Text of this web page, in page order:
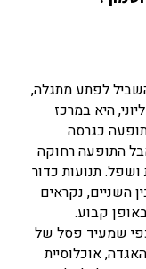
לפתע מתגלה,
היא במרכז
כגרסה
התופעהרחוקה
ושפל.תנועות כדור
השניים, נקראים
קבוע.
שמעיד פסל של
אוכלוסיית